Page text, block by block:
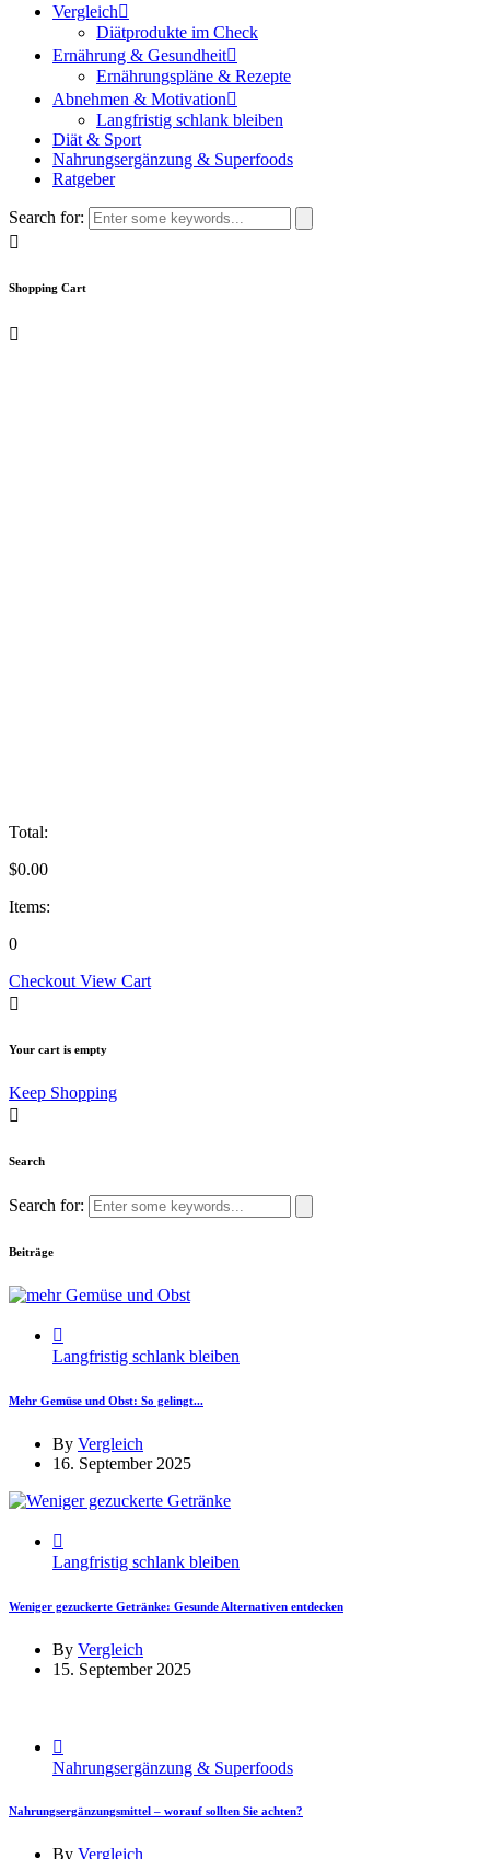
Vergleich
Diätprodukte im Check
Ernährung & Gesundheit
Ernährungspläne & Rezepte
Abnehmen & Motivation
Langfristig schlank bleiben
Diät & Sport
Nahrungsergänzung & Superfoods
Ratgeber
Search for:
Shopping Cart
Total:
$0.00
Items:
0
Checkout View Cart
Your cart is empty
Keep Shopping
Search
Search for:
Beiträge
Langfristig schlank bleiben
Mehr Gemüse und Obst: So gelingt...
By Vergleich
16. September 2025
Langfristig schlank bleiben
Weniger gezuckerte Getränke: Gesunde Alternativen entdecken
By Vergleich
15. September 2025
Nahrungsergänzung & Superfoods
Nahrungsergänzungsmittel – worauf sollten Sie achten?
By Vergleich